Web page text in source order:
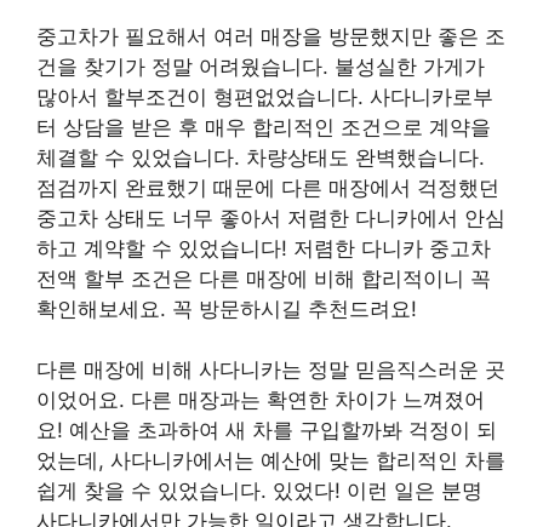
중고차가 필요해서 여러 매장을 방문했지만 좋은 조
건을 찾기가 정말 어려웠습니다. 불성실한 가게가
많아서 할부조건이 형편없었습니다. 사다니카로부
터 상담을 받은 후 매우 합리적인 조건으로 계약을
체결할 수 있었습니다. 차량상태도 완벽했습니다.
점검까지 완료했기 때문에 다른 매장에서 걱정했던
중고차 상태도 너무 좋아서 저렴한 다니카에서 안심
하고 계약할 수 있었습니다! 저렴한 다니카 중고차
전액 할부 조건은 다른 매장에 비해 합리적이니 꼭
확인해보세요. 꼭 방문하시길 추천드려요!
다른 매장에 비해 사다니카는 정말 믿음직스러운 곳
이었어요. 다른 매장과는 확연한 차이가 느껴졌어
요! 예산을 초과하여 새 차를 구입할까봐 걱정이 되
었는데, 사다니카에서는 예산에 맞는 합리적인 차를
쉽게 찾을 수 있었습니다. 있었다! 이런 일은 분명
사다니카에서만 가능한 일이라고 생각합니다.